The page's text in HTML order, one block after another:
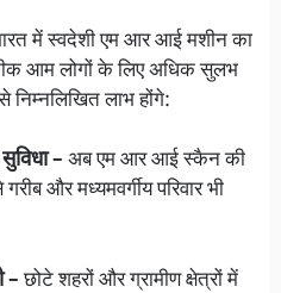
में स्वदेशी एम आर आई मशीन का
आम लोगों के लिए अधिक सुलभ
लाभ होंगे:
– अब एम आर आई स्कैन की
और मध्यमवर्गीय परिवार भी
–छोटे शहरों और ग्रामीण क्षेत्रों में